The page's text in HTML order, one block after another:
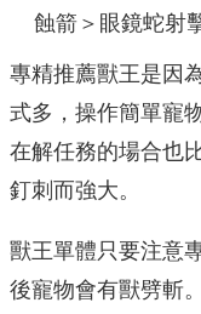
蝕箭＞眼鏡蛇射
專精推薦獸王是因
式多，操作簡單寵
在解任務的場合也
釘刺而強大。
獸王單體只要注意
後寵物會有獸劈斬